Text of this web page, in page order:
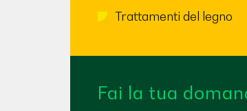
Trattamenti del legno
Fai la tua